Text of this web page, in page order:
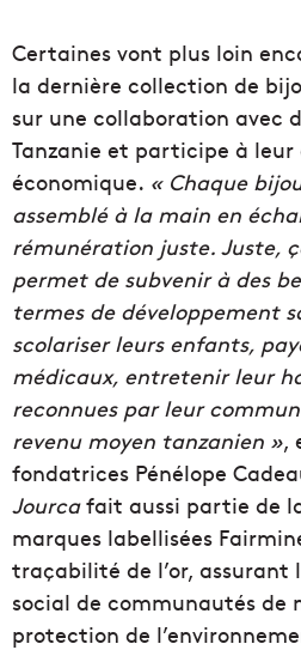
Certaines vont plus loin
la dernière collection de
sur une collaboration avec
Tanzanie et participe à
économique. « Chaque
assemblé à la main en
rémunération juste. Juste,
permet de subvenir à des
termes de développement
scolariser leurs enfants,
médicaux, entretenir leur
reconnues par leur
revenu moyen tanzanien »,
fondatrices Pénélope
Jourcafait aussi partie de
marques labellisées
traçabilité de l’or, assurant
social de communautés de
protection de